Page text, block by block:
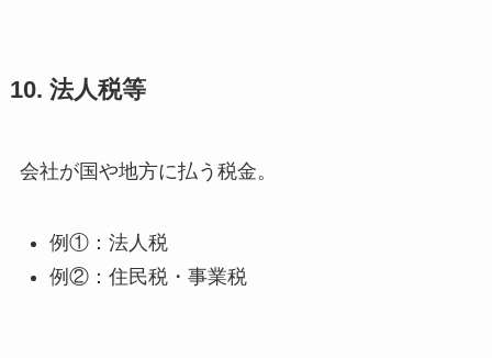
10. 法人税等
会社が国や地方に払う税金。
例①：法人税
例②：住民税・事業税